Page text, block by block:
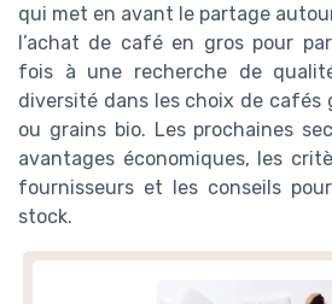
qui met en avant le partage
l’achat de café en gros pour
fois à une recherche de
diversité dans les choix de cafés
ou grains bio. Les prochaines
avantages économiques, les
fournisseurs et les conseils
stock.